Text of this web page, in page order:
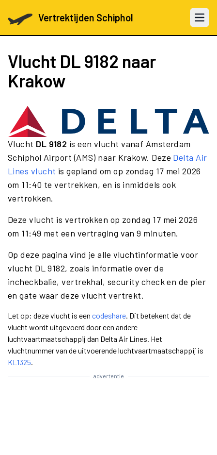
Vertrektijden Schiphol Open
Vlucht DL 9182 naar
Krakow
Vlucht DL 9182 is een vlucht vanaf Amsterdam
Schiphol Airport (AMS) naar Krakow. Deze Delta Air
Lines vlucht is gepland om op zondag 17 mei 2026
om 11:40 te vertrekken, en is inmiddels ook
vertrokken.
Deze vlucht is vertrokken op zondag 17 mei 2026
om 11:49 met een vertraging van 9 minuten.
Op deze pagina vind je alle vluchtinformatie voor
vlucht DL 9182, zoals informatie over de
incheckbalie, vertrekhal, security check en de pier
en gate waar deze vlucht vertrekt.
Let op: deze vlucht is een codeshare. Dit betekent dat de
vlucht wordt uitgevoerd door een andere
luchtvaartmaatschappij dan Delta Air Lines. Het
vluchtnummer van de uitvoerende luchtvaartmaatschappij is
KL1325.
advertentie